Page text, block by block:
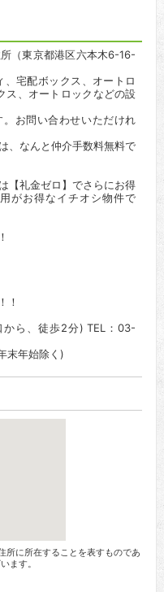
（東京都港区六本木6-16-
宅配ボックス、オートロ
ス、オートロックなどの設
お問い合わせいただけれ
、なんと仲介手数料無料で
【礼金ゼロ】でさらにお得
がお得なイチオシ物件で
！
ら、徒歩2分) TEL：03-
末年始除く)
所に所在することを表すものであ
ます。